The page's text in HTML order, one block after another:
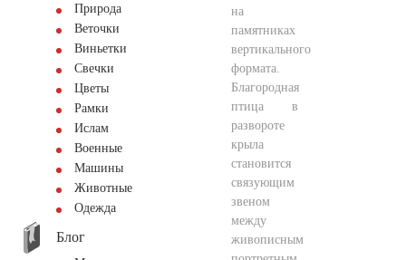
Природа
Веточки
Виньетки
Свечки
Цветы
Рамки
Ислам
Военные
Машины
Животные
Одежда
Блог
на
памятниках
вертикального
формата.
Благородная
птица в
развороте
крыла
становится
связующим
звеном
между
живописным